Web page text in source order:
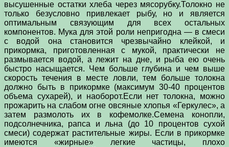
высушенные остатки хлеба через мясорубку.Толокно не
только безусловно привлекает рыбу, но и является
оптимальным связующим для всех остальных
компонентов. Мука для этой роли непригодна — в смеси
с водой она становится чрезвычайно клейкой, и
прикормка, приготовленная с мукой, практически не
размывается водой, а лежит на дне, и рыба ею очень
быстро насыщается. Чем больше глубина и чем выше
скорость течения в месте ловли, тем больше толокна
должно быть в прикормке (максимум 30-40 процентов
объема сухарей), и наоборот.Если нет толокна, можно
прожарить на слабом огне овсяные хлопья «Геркулес», а
затем размолоть их в кофемолке.Семена конопли,
подсолнечника, рапса и льна (до 10 процентов сухой
смеси) содержат растительные жиры. Если в прикормке
имеются «жирные» легкие частицы, плохо